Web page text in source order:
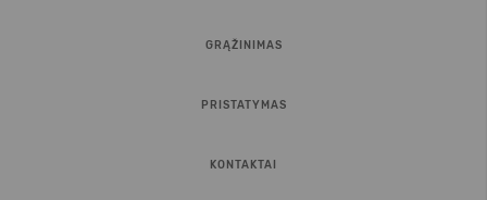
GRĄŽINIMAS
PRISTATYMAS
KONTAKTAI